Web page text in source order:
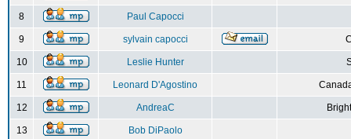
8 Paul Capocci
9 sylvain capocci
10 Leslie Hunter
11 Leonard D'Agostino
12 AndreaC
13 Bob DiPaolo